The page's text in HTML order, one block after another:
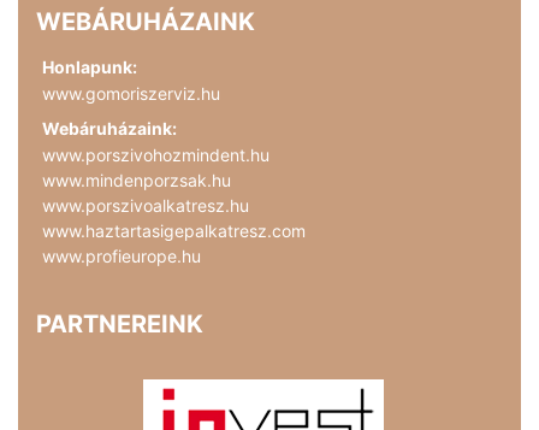
WEBÁRUHÁZAINK
Honlapunk:
www.gomoriszerviz.hu
Webáruházaink:
www.porszivohozmindent.hu
www.mindenporzsak.hu
www.porszivoalkatresz.hu
www.haztartasigepalkatresz.com
www.profieurope.hu
PARTNEREINK